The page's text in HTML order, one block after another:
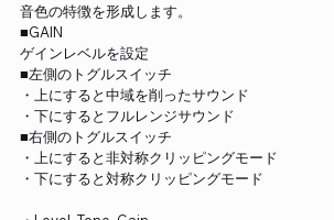
音色の特徴を形成します。
■GAIN
ゲインレベルを設定
■左側のトグルスイッチ
・上にすると中域を削ったサウンド
・下にするとフルレンジサウンド
■右側のトグルスイッチ
・上にすると非対称クリッピングモード
・下にすると対称クリッピングモード